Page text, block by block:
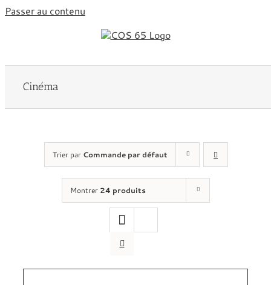
Passer au contenu
Cinéma
Trier par Commande par défaut
Montrer 24 produits